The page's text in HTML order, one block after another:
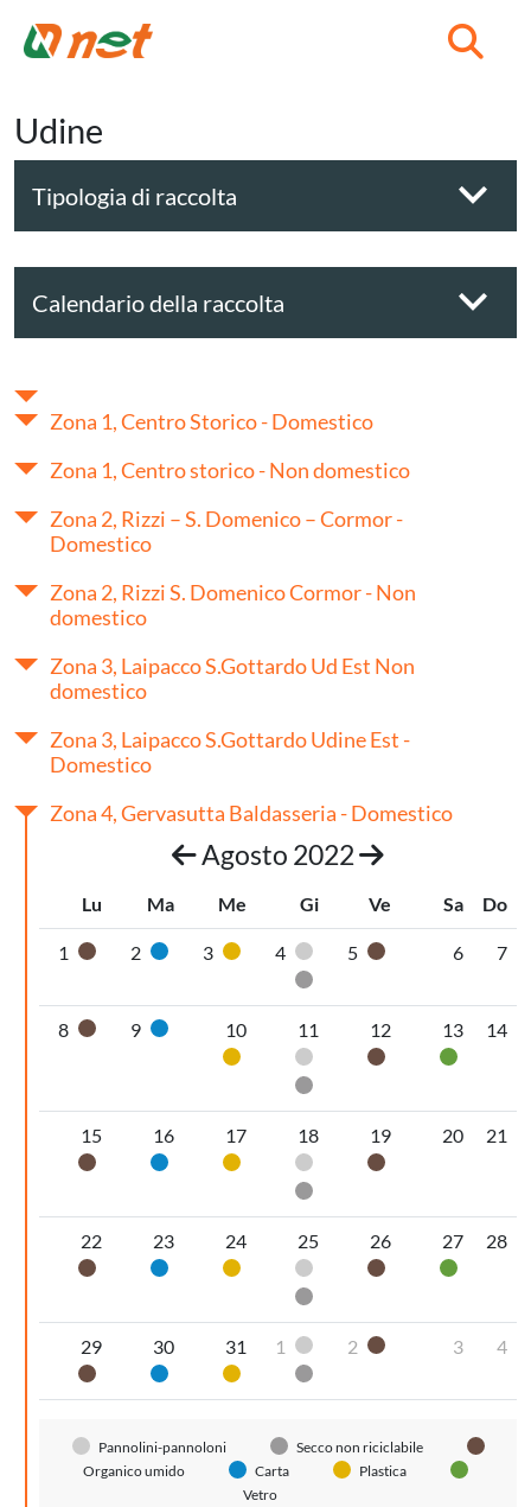
Udine
Tipologia di raccolta
Calendario della raccolta
Zona 1, Centro Storico - Domestico
Zona 1, Centro storico - Non domestico
Zona 2, Rizzi – S. Domenico – Cormor -
Domestico
Zona 2, Rizzi S. Domenico Cormor - Non
domestico
Zona 3, Laipacco S.Gottardo Ud Est Non
domestico
Zona 3, Laipacco S.Gottardo Udine Est -
Domestico
Zona 4, Gervasutta Baldasseria - Domestico
Agosto 2022
Lu Ma Me Gi Ve Sa Do
1 Organico umido
2 Carta
3 Plastica
4
Pannolini-pannoloni
Secco non riciclabile
5 Organico umido
6 7
8 Organico umido
9 Carta
10
Plastica
11
Pannolini-pannoloni
Secco non riciclabile
12
Organico umido
13
Vetro
14
15
Organico umido
16
Carta
17
Plastica
18
Pannolini-pannoloni
Secco non riciclabile
19
Organico umido
20 21
22
Organico umido
23
Carta
24
Plastica
25
Pannolini-pannoloni
Secco non riciclabile
26
Organico umido
27
Vetro
28
29
Organico umido
30
Carta
31
Plastica
1
Pannolini-pannoloni
Secco non riciclabile
2 Organico umido
3 4
Pannolini-pannoloni
Secco non riciclabile
Organico umido
Carta
Plastica
Vetro